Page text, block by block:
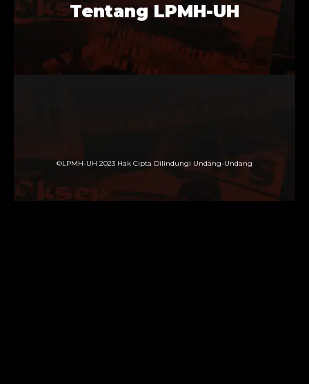
Tentang LPMH-UH
©LPMH-UH 2023 Hak Cipta Dilindungi Undang-Undang